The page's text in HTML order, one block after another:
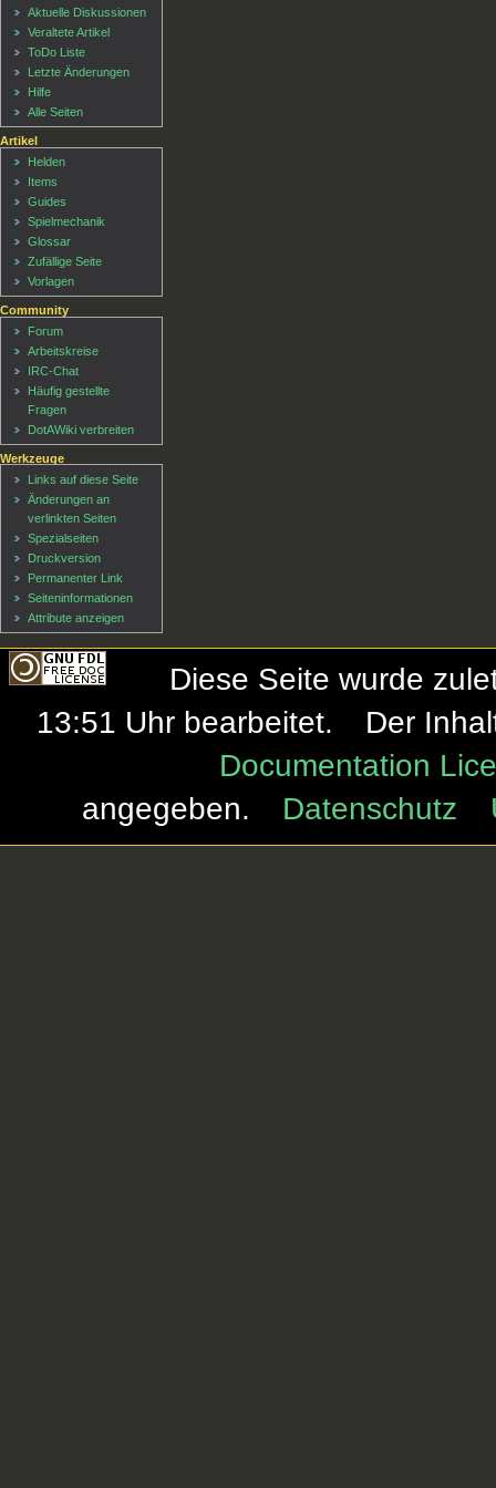
Aktuelle Diskussionen
Veraltete Artikel
ToDo Liste
Letzte Änderungen
Hilfe
Alle Seiten
Artikel
Helden
Items
Guides
Spielmechanik
Glossar
Zufällige Seite
Vorlagen
Community
Forum
Arbeitskreise
IRC-Chat
Häufig gestellte
Fragen
DotAWiki verbreiten
Werkzeuge
Links auf diese Seite
Änderungen an
verlinkten Seiten
Spezialseiten
Druckversion
Permanenter Link
Seiten­informationen
Attribute anzeigen
Diese Seite wurde
13:51 Uhr bearbeitet.
Der
Documentation
angegeben.
Datenschutz